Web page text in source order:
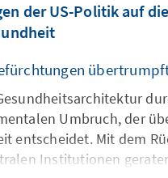
der US-Politik auf die
Umbruch, der
entscheidet. Mit dem
Institutionen